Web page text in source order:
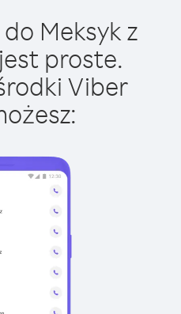
Meksyk z
proste.
Viber